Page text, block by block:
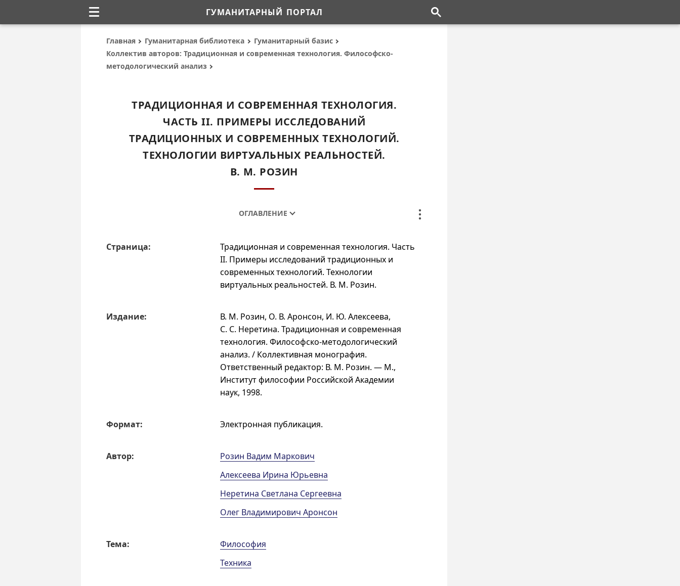
ГУМАНИТАРНЫЙ ПОРТАЛ
Главная Гуманитарная библиотека
Гуманитарный базис
Коллектив авторов: Традиционная и современная технология. Философско-
методологический анализ
ТРАДИЦИОННАЯ И СОВРЕМЕННАЯ ТЕХНОЛОГИЯ.
ЧАСТЬ II. ПРИМЕРЫ ИССЛЕДОВАНИЙ
ТРАДИЦИОННЫХ И СОВРЕМЕННЫХ ТЕХНОЛОГИЙ.
ТЕХНОЛОГИИ ВИРТУАЛЬНЫХ РЕАЛЬНОСТЕЙ.
В. М. РОЗИН
ОГЛАВЛЕНИЕ
Страница:
Традиционная и современная технология. Часть
II. Примеры исследований традиционных и
современных технологий. Технологии
виртуальных реальностей. В. М. Розин.
Издание:
В. М. Розин, О. В. Аронсон, И. Ю. Алексеева,
С. С. Неретина. Традиционная и современная
технология. Философско-методологический
анализ. / Коллективная монография.
Ответственный редактор: В. М. Розин. — М.,
Институт философии Российской Академии
наук, 1998.
Формат: Электронная публикация.
Автор:
Розин Вадим Маркович
Алексеева Ирина Юрьевна
Неретина Светлана Сергеевна
Олег Владимирович Аронсон
Тема:
Философия
Техника